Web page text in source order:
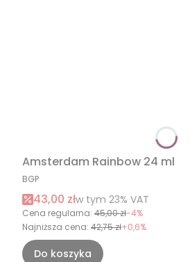
Amsterdam Rainbow 24 ml
PRODUCENT
BGP
Cena promocyjna brutto
43,00 złw tym %s VAT
w tym 23% VAT
Cena regularna: 45,00 zł-4%
Najniższa cena: 42,75 zł+0,6%
Do koszyka